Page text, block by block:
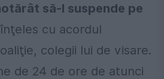
să-l suspende pe
cu acordul
colegii lui de visare.
de 24 de ore de atunci